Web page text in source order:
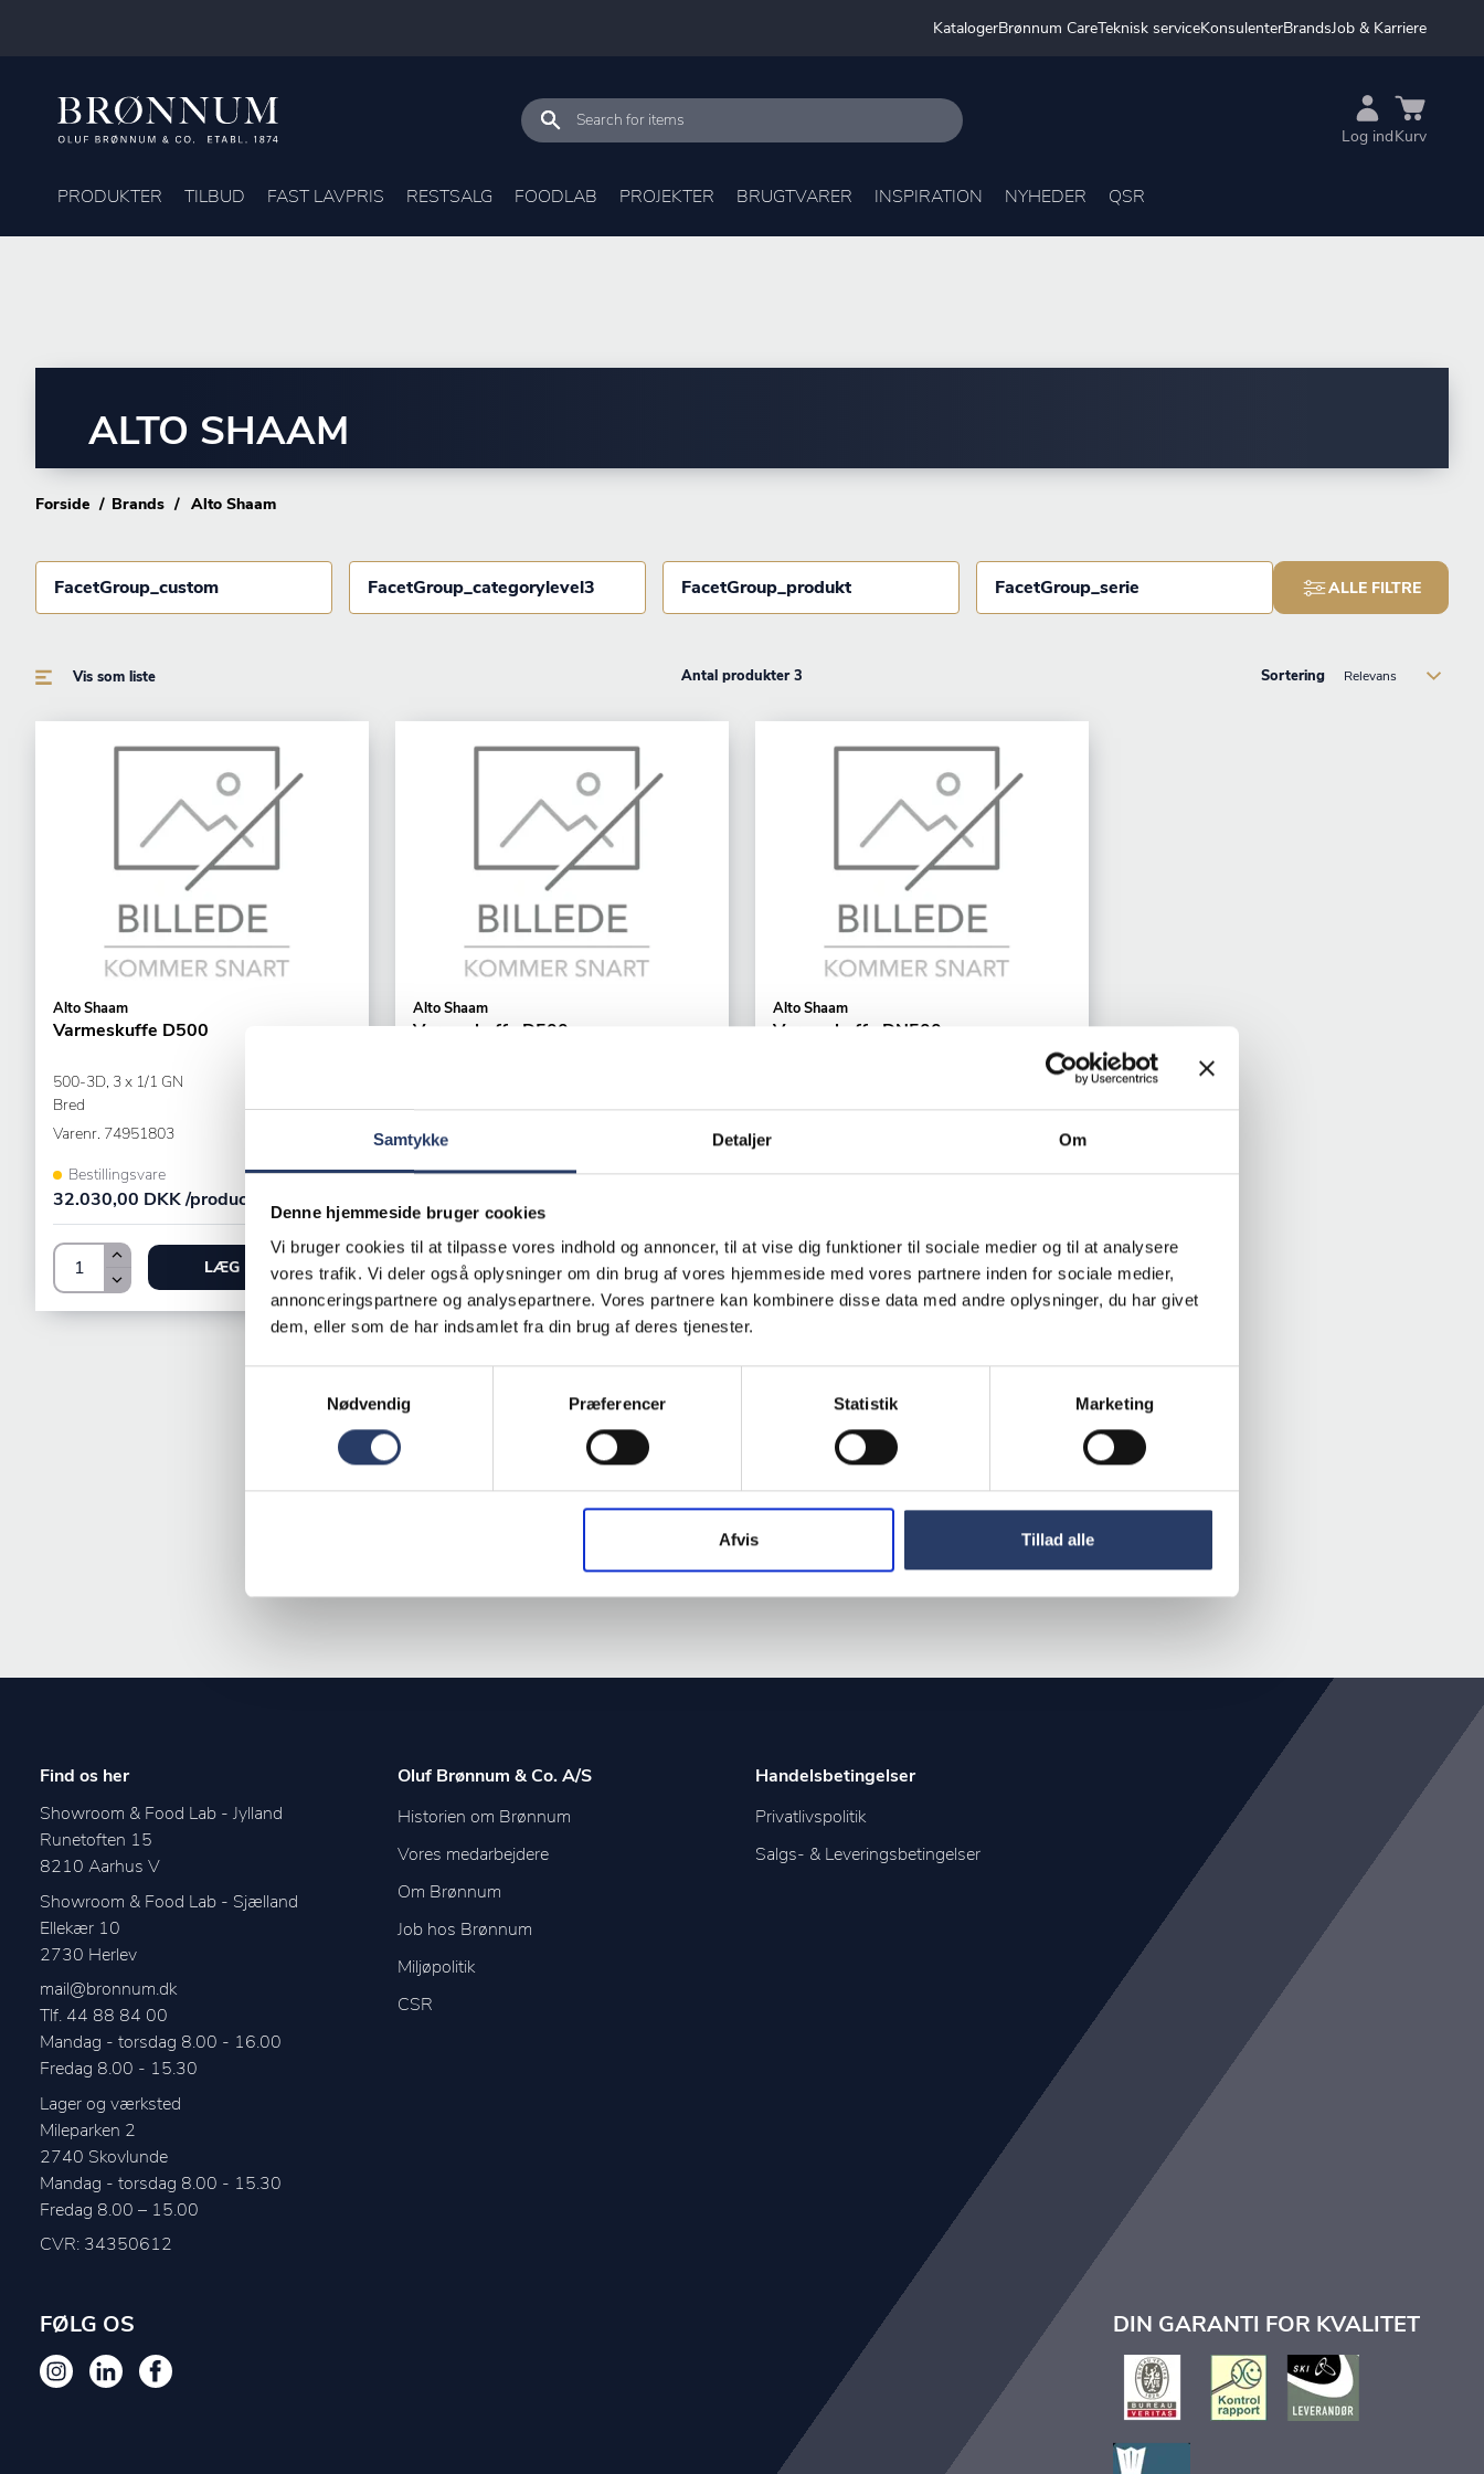
Samtykke Detaljer Om
Denne hjemmeside bruger cookies
Vi bruger cookies til at tilpasse vores indhold og annoncer, til at vise dig funktioner til sociale medier og til at analysere
vores trafik. Vi deler også oplysninger om din brug af vores hjemmeside med vores partnere inden for sociale medier,
annonceringspartnere og analysepartnere. Vores partnere kan kombinere disse data med andre oplysninger, du har givet
dem, eller som de har indsamlet fra din brug af deres tjenester.
Nødvendig
Præferencer Statistik Marketing
Afvis Tillad alle
KatalogerBrønnum CareTeknisk serviceKonsulenterBrandsJob & Karriere
Log indKurv
PRODUKTER TILBUD FAST LAVPRIS RESTSALG FOODLAB PROJEKTER BRUGTVARER INSPIRATION NYHEDER QSR
ALTO SHAAM
Forside Brands Alto Shaam
FacetGroup_custom FacetGroup_categorylevel3 FacetGroup_produkt FacetGroup_serie ALLE FILTRE
Vis som liste Antal produkter 3 Sortering
Alto Shaam
Varmeskuffe D500
500-3D, 3 x 1/1 GN
Bred
Varenr. 74951803
Bestillingsvare
32.030,00 DKK /productUnit
LÆG I KURV
Alto Shaam
Varmeskuffe D500
Bred
Varenr.
Bestillingsvare
LÆG I KURV
Alto Shaam
Varmeskuffe DN500
Smal
+1 på lager
LÆG I KURV
Viser3af 3
Find os her
Showroom & Food Lab - Jylland
Runetoften 15
8210 Aarhus V
Showroom & Food Lab - Sjælland
Ellekær 10
2730 Herlev
mail@bronnum.dk
Tlf. 44 88 84 00
Mandag - torsdag 8.00 - 16.00
Fredag 8.00 - 15.30
Lager og værksted
Mileparken 2
2740 Skovlunde
Mandag - torsdag 8.00 - 15.30
CVR: 34350612
Oluf Brønnum & Co. A/S
Historien om Brønnum
Vores medarbejdere
Om Brønnum
Job hos Brønnum
Miljøpolitik
CSR
Handelsbetingelser
Privatlivspolitik
Salgs- & Leveringsbetingelser
FØLG OS DIN GARANTI FOR KVALITET